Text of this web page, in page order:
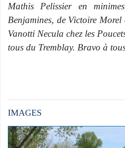
Mathis Pelissier en
Benjamines, de Victoire Morel
Vanotti Necula chez les
tous du Tremblay. Bravo à
IMAGES